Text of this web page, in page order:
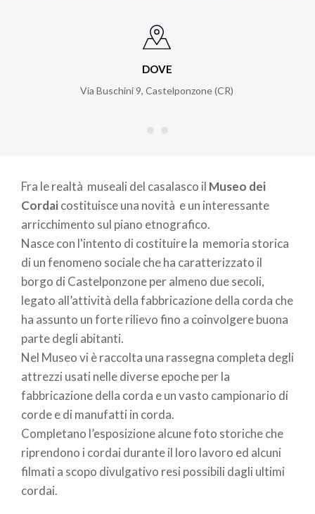
DOVE
Via Buschini 9, Castelponzone (CR)
Fra le realtà museali del casalasco il Museo dei
Cordaicostituisce una novità e un interessante
arricchimento sul piano etnografico.
Nasce con l'intento di costituire la memoria storica
di un fenomeno sociale che ha caratterizzato il
borgo di Castelponzone per almeno due secoli,
legato all’attività della fabbricazione della corda che
ha assunto un forte rilievo fino a coinvolgere buona
parte degli abitanti.
Nel Museo vi è raccolta una rassegna completa degli
attrezzi usati nelle diverse epoche per la
fabbricazione della corda e un vasto campionario di
corde e di manufatti in corda.
Completano l’esposizione alcune foto storiche che
riprendono i cordai durante il loro lavoro ed alcuni
filmati a scopo divulgativo resi possibili dagli ultimi
cordai.